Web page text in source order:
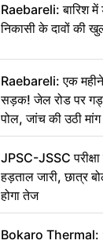
Raebareli: बारिश
निकासी के दावों की
Raebareli: एक
सड़क! जेल रोड पर गड्ढे
पोल, जांच की उठी मांग
JPSC-JSSC
हड़ताल जारी, छात्र
होगा तेज
Bokaro Thermal: